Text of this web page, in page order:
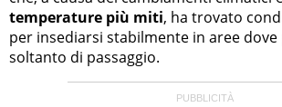
temperature più miti, ha trovato
per insediarsi stabilmente in aree
soltanto di passaggio.